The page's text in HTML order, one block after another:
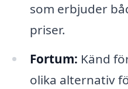
som erbjuder
priser.
Fortum: Känd
olika alternativ